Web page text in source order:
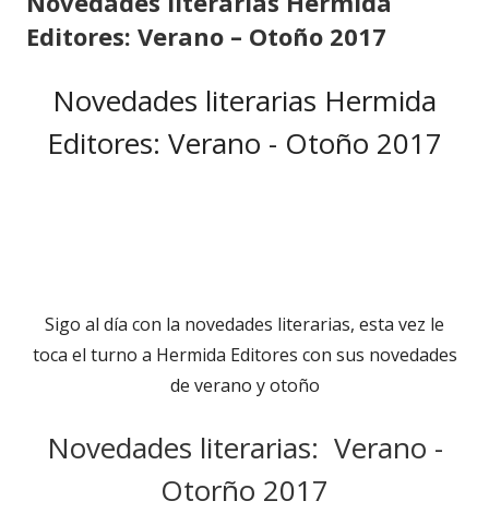
Editores: Verano – Otoño 2017
Novedades literarias Hermida
Editores: Verano - Otoño 2017
Sigo al día con la novedades literarias, esta vez le
toca el turno a Hermida Editores con sus novedades
de verano y otoño
Novedades literarias: Verano -
Otorño 2017